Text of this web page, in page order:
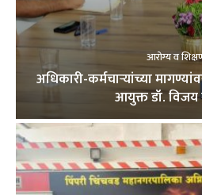
आरोग्य व
अधिकारी-कर्मचाऱ्यांच्या
आयुक्त डॉ. विजय